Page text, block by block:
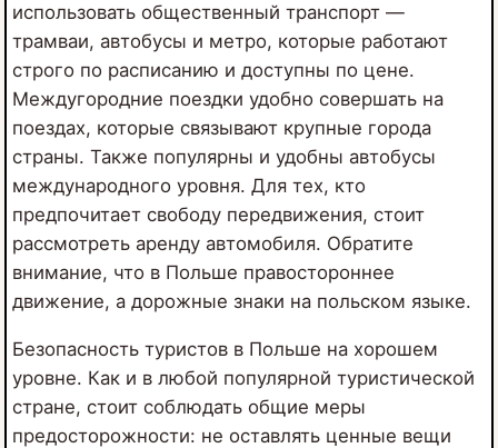
использовать общественный транспорт —
трамваи, автобусы и метро, которые работают
строго по расписанию и доступны по цене.
Междугородние поездки удобно совершать на
поездах, которые связывают крупные города
страны. Также популярны и удобны автобусы
международного уровня. Для тех, кто
предпочитает свободу передвижения, стоит
рассмотреть аренду автомобиля. Обратите
внимание, что в Польше правостороннее
движение, а дорожные знаки на польском языке.
Безопасность туристов в Польше на хорошем
уровне. Как и в любой популярной туристической
стране, стоит соблюдать общие меры
предосторожности: не оставлять ценные вещи